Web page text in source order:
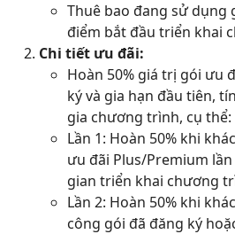
Thuê bao đang sử dụng
điểm bắt đầu triển khai
Chi tiết ưu đãi:
Hoàn 50% giá trị gói ưu
ký và gia hạn đầu tiên,
gia chương trình, cụ thể:
Lần 1: Hoàn 50% khi
ưu đãi Plus/Premium
gian triển khai chương
Lần 2: Hoàn 50% khi
công gói đã đăng ký